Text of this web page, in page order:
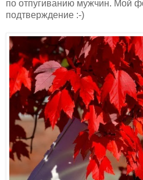
по отпугиванию мужчин. Мой
подтверждение :-)